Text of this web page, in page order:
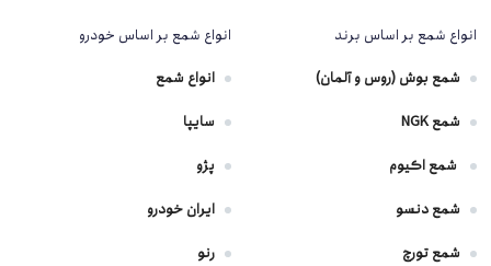
انواع شمع بر اساس برند
شمع بوش (روس و آلمان)
شمع NGK
شمع اکیوم
شمع دنسو
شمع تورچ
انواع شمع بر اساس خودرو
انواع شمع
سایپا
پژو
ایران خودرو
رنو